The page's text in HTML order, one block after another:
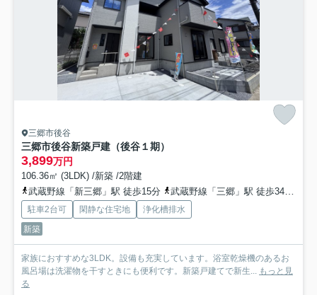
三郷市後谷
三郷市後谷新築戸建（後谷１期）
3,899万円
106.36㎡ (3LDK) /新築 /2階建
武蔵野線「新三郷」駅 徒歩15分
武蔵野線「三郷」駅 徒歩34分
駐車2台可 閑静な住宅地
浄化槽排水
新築
家族におすすめな3LDK。設備も充実しています。浴室乾燥機のあるお
風呂場は洗濯物を干すときにも便利です。新築戸建てで新生... もっと見
る